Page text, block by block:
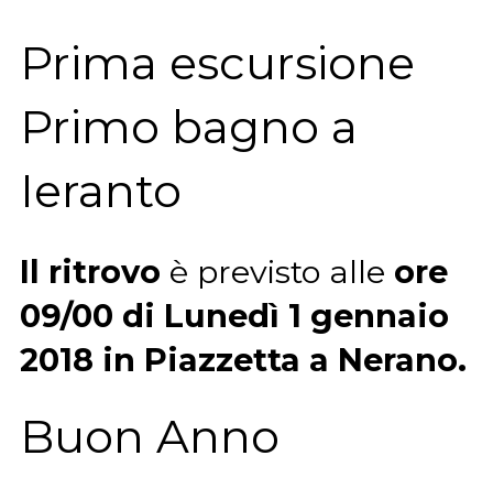
Prima escursione
Primo bagno a
Ieranto
Il ritrovo è previsto alle ore
09/00 di Lunedì 1 gennaio
2018 in Piazzetta a Nerano.
Buon Anno